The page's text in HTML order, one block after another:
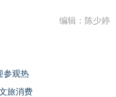
编辑：陈少婷
参观热
旅消费